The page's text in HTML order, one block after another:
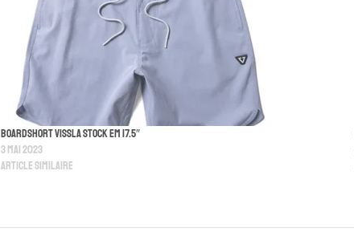
Boardshort Vissla Stock Em 17.5″
3 mai 2023
Article similaire